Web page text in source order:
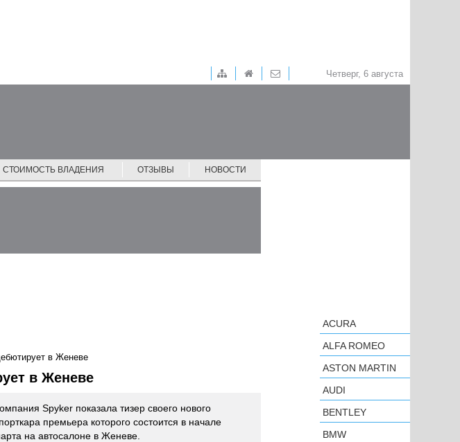
Четверг, 6 августа
СТОИМОСТЬ ВЛАДЕНИЯ ОТЗЫВЫ НОВОСТИ
в Женеве
в Женеве
Spyker показала тизер своего нового
премьера которого состоится в начале
на автосалоне в Женеве.
ACURA
ALFA ROMEO
ASTON MARTIN
AUDI
BENTLEY
BMW